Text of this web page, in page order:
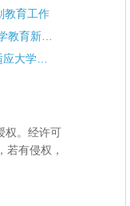
教育工作
权。经许可
有侵权，